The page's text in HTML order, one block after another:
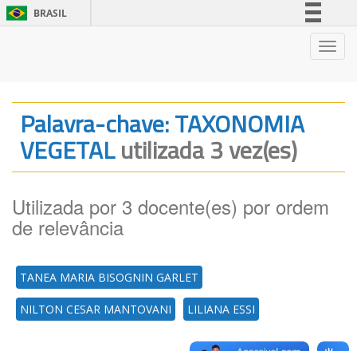
BRASIL
Legislação
Canais
Palavra-chave: TAXONOMIA
VEGETALutilizada 3 vez(es)
Utilizada por 3 docente(es) por ordem
de relevância
TANEA MARIA BISOGNIN GARLET
NILTON CESAR MANTOVANI LILIANA ESSI